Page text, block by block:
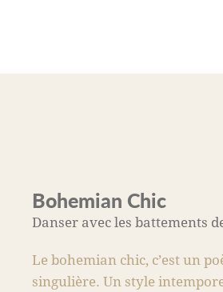
Bohemian Chic
Danser avec les battements
Le bohemian chic, c’est un
singulière. Un style